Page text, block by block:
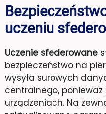
uczeniu
Uczenie sfederowane
bezpieczeństwo na
wysyła surowych
centralnego, ponieważ
urządzeniach. Na